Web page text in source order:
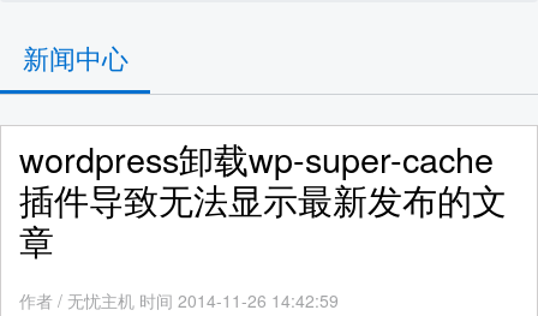
新闻中心
wordpress卸载wp-super-cache
插件导致无法显示最新发布的文
章
作者 / 无忧主机 时间 2014-11-26 14:42:59